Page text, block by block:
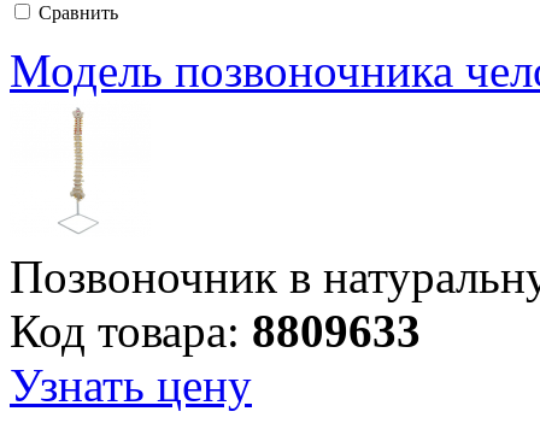
Сравнить
Модель позвоночника
Позвоночник в
Код товара: 8809633
Узнать цену